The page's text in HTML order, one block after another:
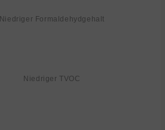
Niedriger Formaldehydgehalt
Niedriger TVOC